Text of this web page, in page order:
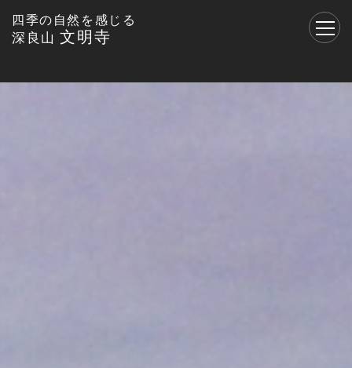
四季の自然を感じる
深良山文明寺